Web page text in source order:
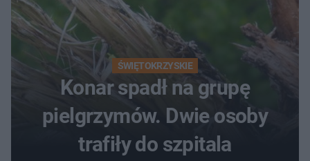
ŚWIĘTOKRZYSKIE
Konar spadł na grupę
pielgrzymów. Dwie osoby
trafiły do szpitala